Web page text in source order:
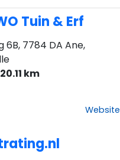
Tuin & Erf
6B, 7784 DA Ane,
km
Website